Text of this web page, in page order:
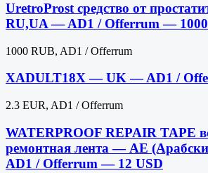
UretroProst средство от
RU,UA — AD1 / Offerrum —
1000 RUB, AD1 / Offerrum
XADULT18X — UK — AD1 /
2.3 EUR, AD1 / Offerrum
WATERPROOF REPAIR TAPE
ремонтная лента — AE
AD1 / Offerrum — 12 USD